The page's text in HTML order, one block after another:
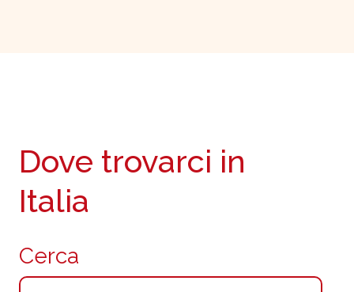
Cerca
Dove trovarci in
Italia